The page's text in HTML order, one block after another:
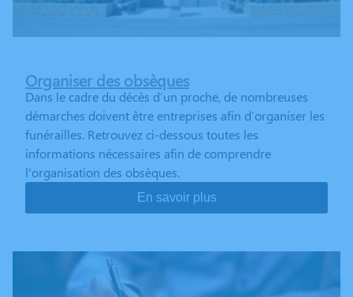
Organiser des obsèques
Dans le cadre du décès d’un proche, de nombreuses
démarches doivent être entreprises afin d’organiser les
funérailles. Retrouvez ci-dessous toutes les
informations nécessaires afin de comprendre
l'organisation des obsèques.
En savoir plus